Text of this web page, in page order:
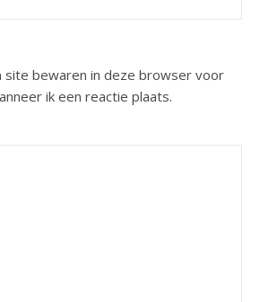
site bewaren in deze browser voor
ik een reactie plaats.